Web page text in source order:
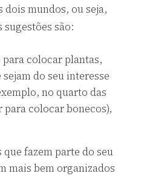
mundos, ou seja,
são:
colocar plantas,
do seu interesse
no quarto das
colocar bonecos),
fazem parte do seu
mais bem organizados